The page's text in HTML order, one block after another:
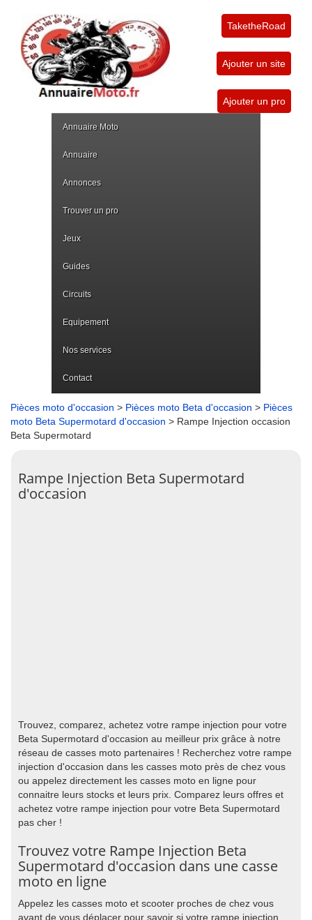
TaketheRoad
Ajouter un site
Ajouter un pro
Annuaire Moto
Annuaire
Annonces
Trouver un pro
Jeux
Guides
Circuits
Equipement
Nos services
Contact
Pièces moto d'occasion > Pièces moto Beta d'occasion > Pièces
moto Beta Supermotard d'occasion > Rampe Injection occasion
Beta Supermotard
Rampe Injection Beta Supermotard
d'occasion
Trouvez, comparez, achetez votre rampe injection pour votre
Beta Supermotard d'occasion au meilleur prix grâce à notre
réseau de casses moto partenaires ! Recherchez votre rampe
injection d'occasion dans les casses moto près de chez vous
ou appelez directement les casses moto en ligne pour
connaitre leurs stocks et leurs prix. Comparez leurs offres et
achetez votre rampe injection pour votre Beta Supermotard
pas cher !
Trouvez votre Rampe Injection Beta
Supermotard d'occasion dans une casse
moto en ligne
Appelez les casses moto et scooter proches de chez vous
avant de vous déplacer pour savoir si votre rampe injection